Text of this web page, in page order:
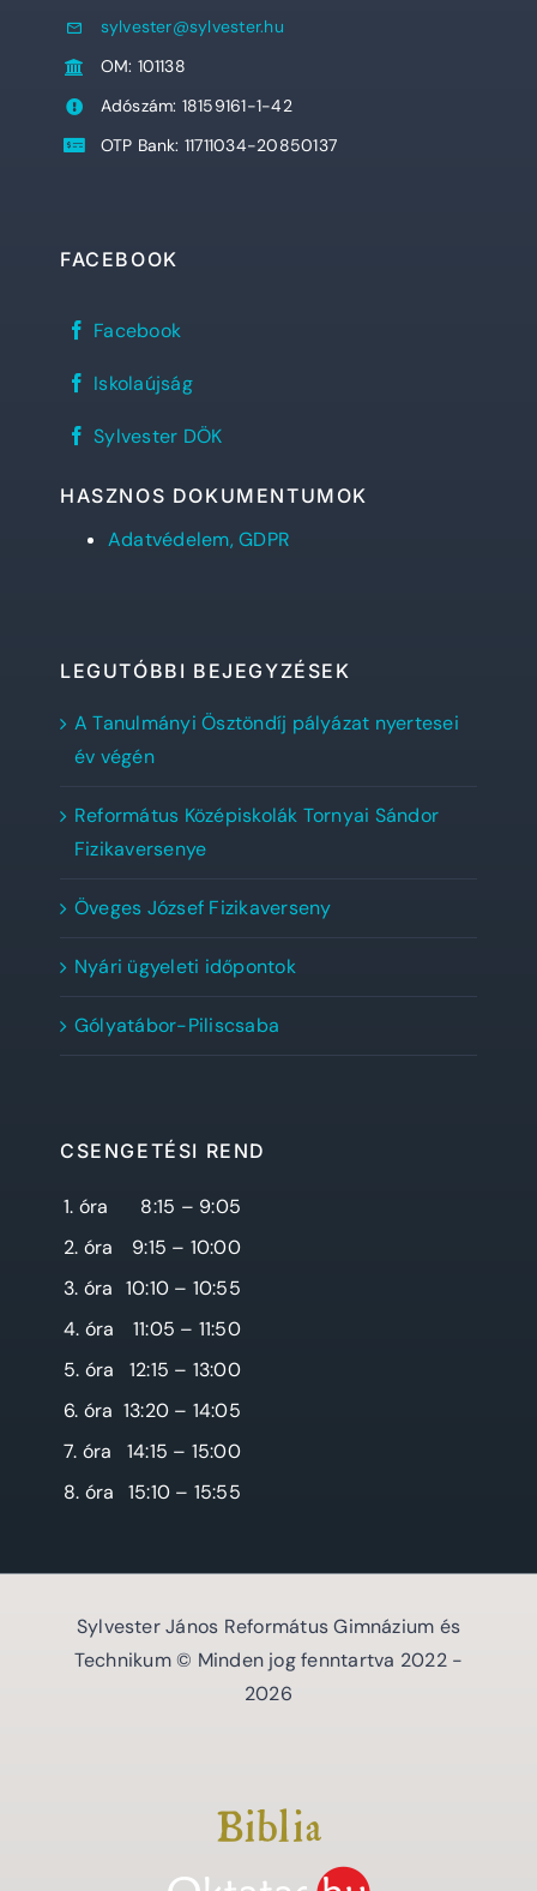
sylvester@sylvester.hu
OM: 101138
Adószám: 18159161-1-42
OTP Bank: 11711034-20850137
FACEBOOK
Sylvester
János
Gimnázium
facebook
Facebook
REFlex,
diáklapja
Iskolaújság
Sylvester
DÖK
oldala
Sylvester DÖK
HASZNOS DOKUMENTUMOK
Adatvédelem, GDPR
LEGUTÓBBI BEJEGYZÉSEK
A Tanulmányi Ösztöndíj pályázat nyertesei
év végén
Református Középiskolák Tornyai Sándor
Fizikaversenye
Öveges József Fizikaverseny
Nyári ügyeleti időpontok
Gólyatábor-Piliscsaba
CSENGETÉSI REND
1. óra
8:15 – 9:05
2. óra
9:15 – 10:00
3. óra 10:10 – 10:55
4. óra
11:05 – 11:50
5. óra
12:15 – 13:00
6. óra 13:20 – 14:05
7. óra
14:15 – 15:00
8. óra
15:10 – 15:55
Sylvester János Református Gimnázium és
Technikum © Minden jog fenntartva 2022 -
2026